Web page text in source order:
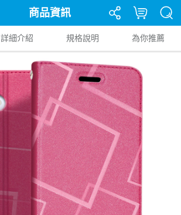
商品資訊
詳細介紹 規格說明 為你推薦